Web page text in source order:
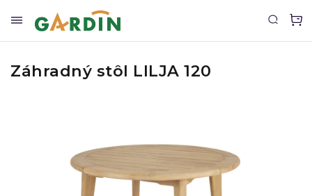
Záhradný stôl LILJA 120